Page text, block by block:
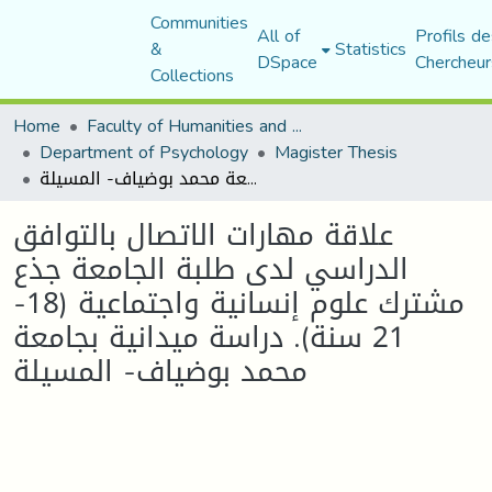
Communities
&
Collections
All of
DSpace Statistics Profils
Home
Faculty of Humanities and Social Sciences
Department of Psychology Magister Thesis
علاقة مهارات الاتصال بالتوافق الدراسي لدى طلبة الجامعة جذع مشترك علوم إنسانية واجتماعية (18-21 سنة). دراسة ميدانية بجامعة محمد بوضياف- المسيلة
علاقة مهارات الاتصال بالتوافق
الدراسي لدى طلبة الجامعة جذع
مشترك علوم إنسانية واجتماعية (18-
21 سنة). دراسة ميدانية بجامعة
محمد بوضياف- المسيلة